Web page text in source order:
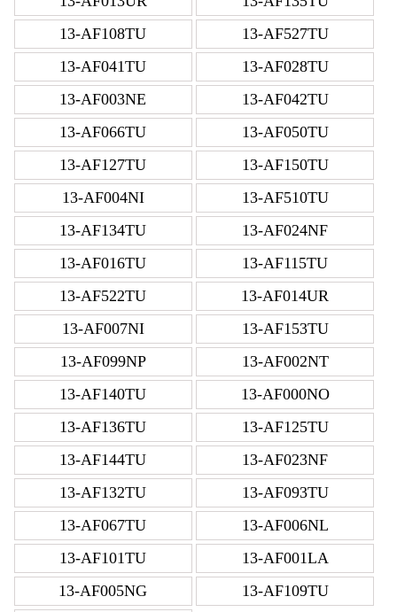
13-AF108TU
13-AF527TU
13-AF041TU
13-AF028TU
13-AF003NE
13-AF042TU
13-AF066TU
13-AF050TU
13-AF127TU
13-AF150TU
13-AF004NI
13-AF510TU
13-AF134TU
13-AF024NF
13-AF016TU
13-AF115TU
13-AF522TU
13-AF014UR
13-AF007NI
13-AF153TU
13-AF099NP
13-AF002NT
13-AF140TU
13-AF000NO
13-AF136TU
13-AF125TU
13-AF144TU
13-AF023NF
13-AF132TU
13-AF093TU
13-AF067TU
13-AF006NL
13-AF101TU
13-AF001LA
13-AF005NG
13-AF109TU